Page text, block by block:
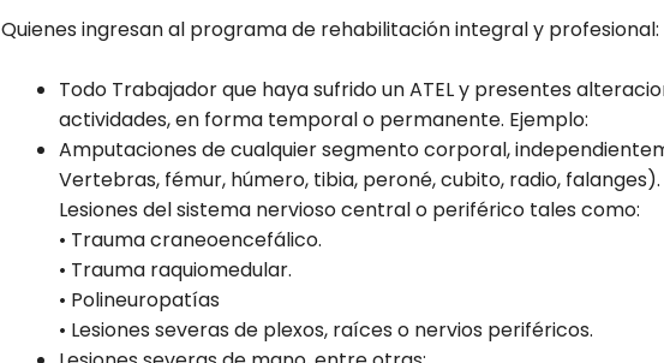
Quienes ingresan al programa de rehabilitación integral y profesional:
Todo Trabajador que haya sufrido un ATEL y presentes
actividades, en forma temporal o permanente. Ejemplo:
Amputaciones de cualquier segmento corporal,
Vertebras, fémur, húmero, tibia, peroné, cubito, radio,
Lesiones del sistema nervioso central o periférico tales como:
• Trauma craneoencefálico.
• Trauma raquiomedular.
• Polineuropatías
• Lesiones severas de plexos, raíces o nervios periféricos.